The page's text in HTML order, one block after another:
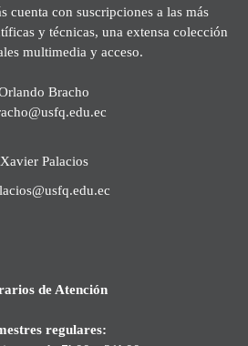
cuenta con suscripciones a las más
y técnicas, una extensa colección
multimedia y acceso.
Bracho
Xavier Palacios
de Atención
regulares: